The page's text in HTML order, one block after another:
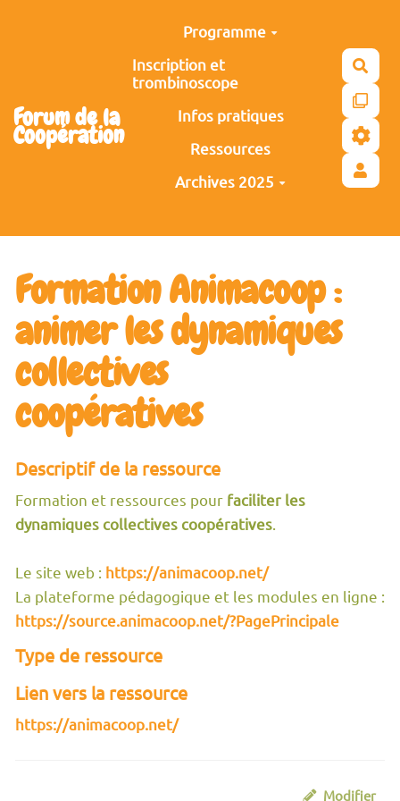
Forum de la
Coopération
Programme
Inscription et
trombinoscope
Infos pratiques
Ressources
Archives 2025
Formation Animacoop :
animer les dynamiques
collectives
coopératives
Descriptif de la ressource
Formation et ressources pour faciliter les
dynamiques collectives coopératives
Le site web : https://animacoop.net/
La plateforme pédagogique et les modules en ligne :
https://source.animacoop.net/?PagePrincipale
Type de ressource
Lien vers la ressource
https://animacoop.net/
Modifier